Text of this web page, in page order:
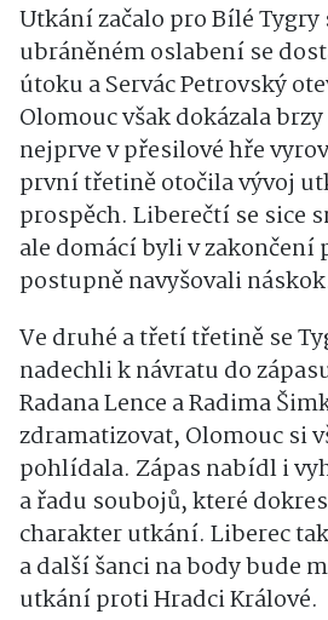
Utkání začalo pro Bílé Tygry
ubráněném oslabení se
útoku a Servác Petrovský
Olomouc však dokázala
nejprve v přesilové hře
první třetině otočila vývoj
prospěch. Liberečtí se sice
ale domácí byli v zakončení
postupně navyšovali
Ve druhé a třetí třetině se
nadechli k návratu do
Radana Lence a Radima
zdramatizovat, Olomouc si
pohlídala. Zápas nabídl i
a řadu soubojů, které
charakter utkání. Liberec
a další šanci na body bude
utkání proti Hradci Králové.